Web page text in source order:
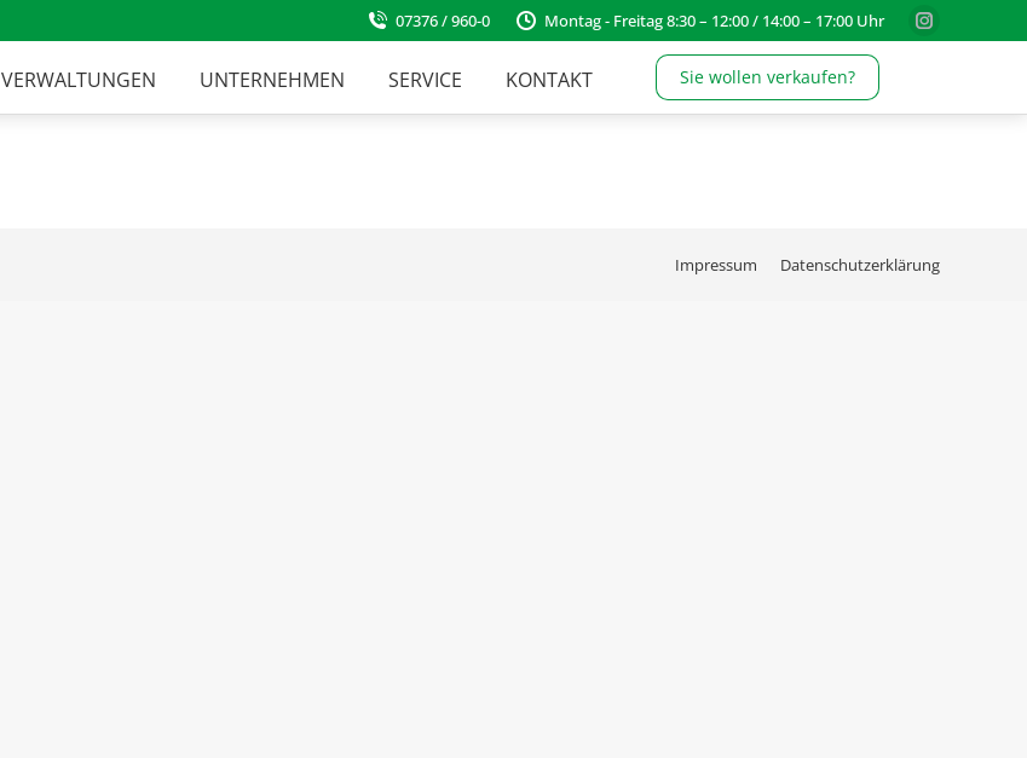
07376 / 960-0 Montag - Freitag 8:30 – 12:00 / 14:00 – 17:00 Uhr
Instagram
VERWALTUNGEN UNTERNEHMEN SERVICE KONTAKT Sie wollen verkaufen?
Impressum Datenschutzerklärung